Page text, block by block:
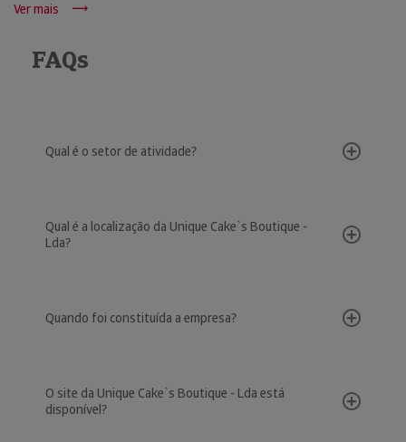
Ver mais
FAQs
Qual é o setor de atividade?
Qual é a localização da Unique Cake`s Boutique -
Lda?
Quando foi constituída a empresa?
O site da Unique Cake`s Boutique - Lda está
disponível?